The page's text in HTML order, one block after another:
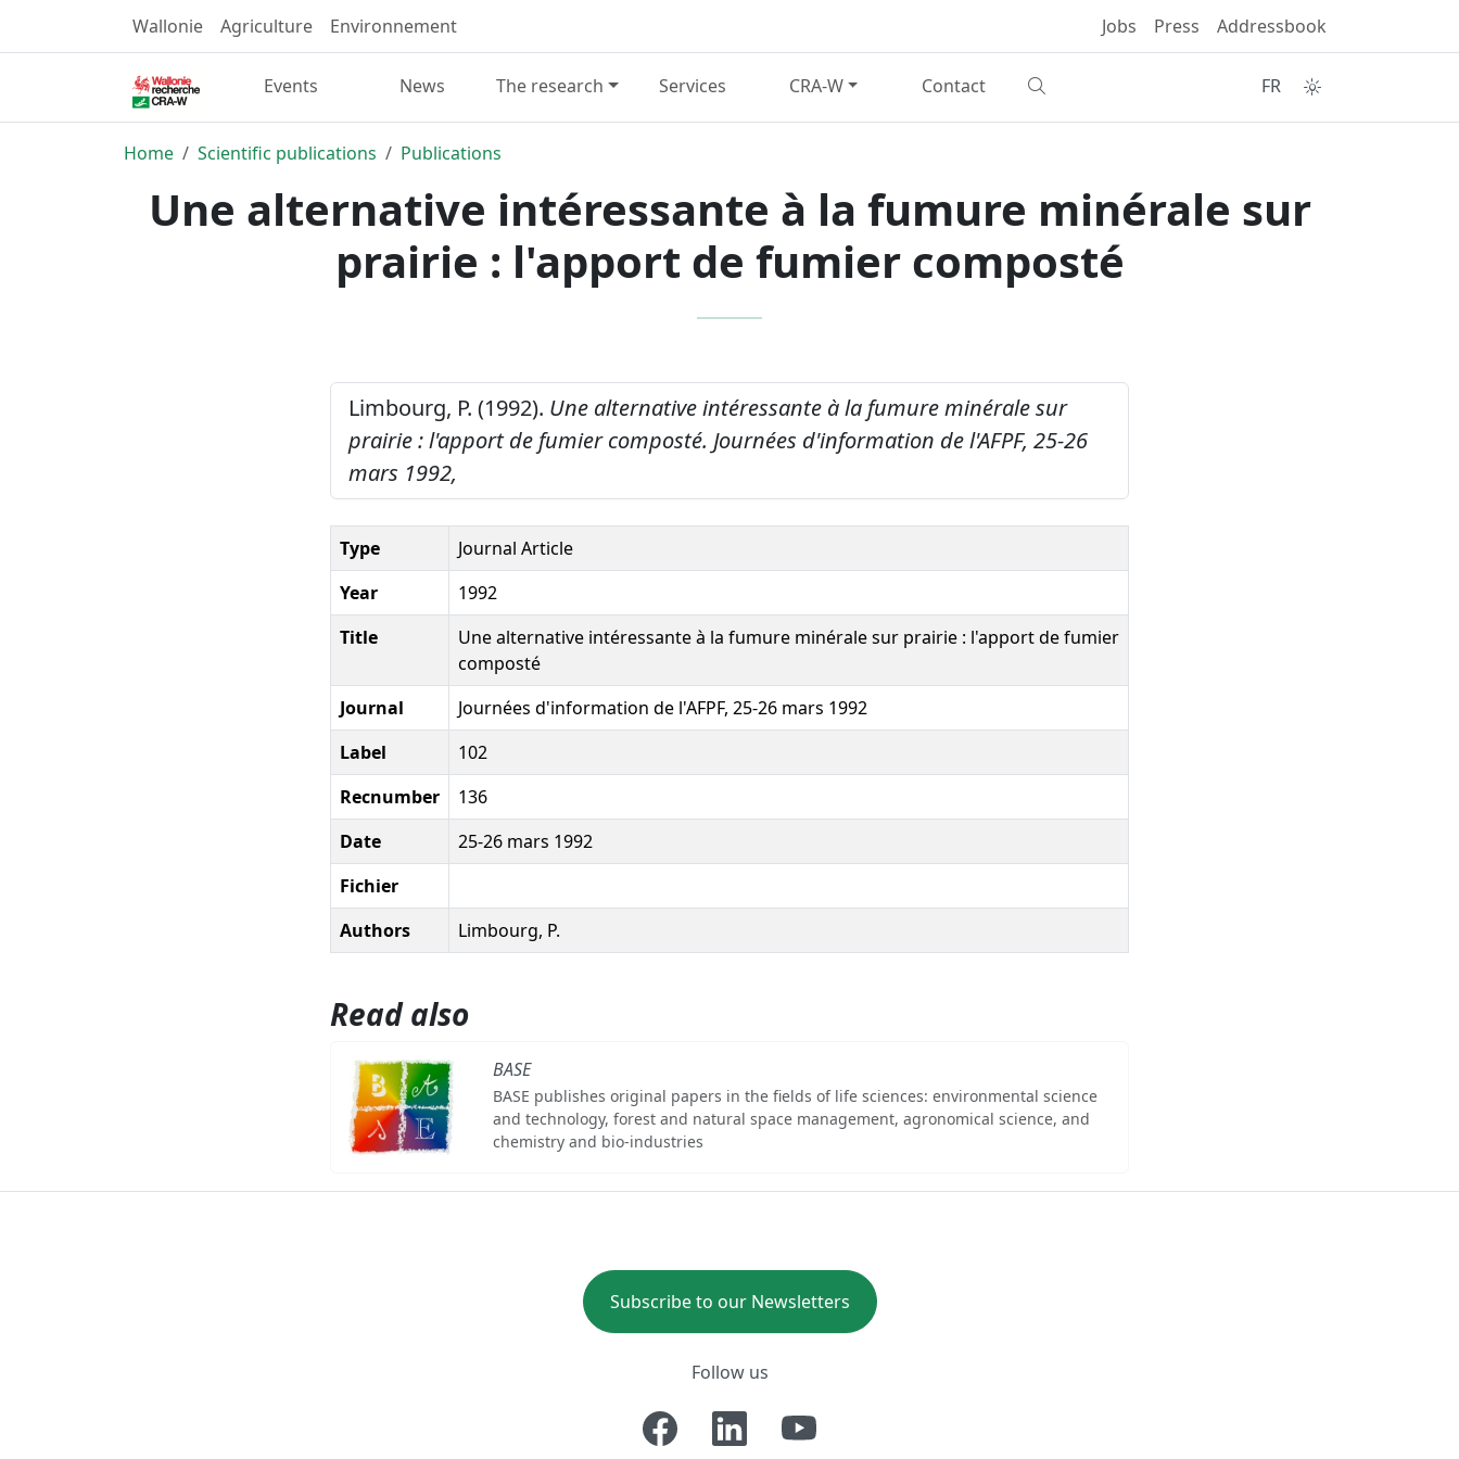
Wallonie Agriculture Environnement Jobs Press Addressbook
Events News The research Services CRA-W Contact FR
Home Scientific publications Publications
Une alternative intéressante à la fumure minérale sur
prairie : l'apport de fumier composté
Limbourg, P. (1992). Une alternative intéressante à la fumure minérale sur
prairie : l'apport de fumier composté. Journées d'information de l'AFPF, 25-26
mars 1992,
Type
Journal Article
Year
1992
Title
Une alternative intéressante à la fumure minérale sur prairie : l'apport de fumier
composté
Journal
Journées d'information de l'AFPF, 25-26 mars 1992
Label
102
Recnumber
136
Date
25-26 mars 1992
Fichier
Authors
Limbourg, P.
Read also
BASE
BASE publishes original papers in the fields of life sciences: environmental science
and technology, forest and natural space management, agronomical science, and
chemistry and bio-industries
Subscribe to our Newsletters
Follow us